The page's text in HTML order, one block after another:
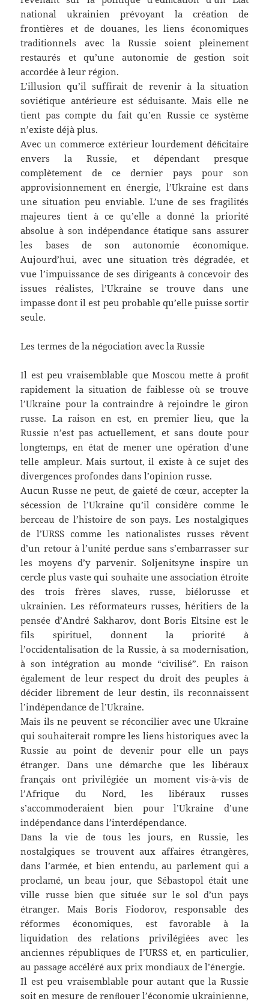
national ukrainien prévoyant la création de
frontières et de douanes, les liens économiques
traditionnels avec la Russie soient pleinement
restaurés et qu’une autonomie de gestion soit
accordée à leur région.
L’illusion qu’il suffirait de revenir à la situation
soviétique antérieure est séduisante. Mais elle ne
tient pas compte du fait qu’en Russie ce système
n’existe déjà plus.
Avec un commerce extérieur lourdement déﬁcitaire
envers la Russie, et dépendant presque
complètement de ce dernier pays pour son
approvisionnement en énergie, l’Ukraine est dans
une situation peu enviable. L’une de ses fragilités
majeures tient à ce qu’elle a donné la priorité
absolue à son indépendance étatique sans assurer
les bases de son autonomie économique.
Aujourd’hui, avec une situation très dégradée, et
vue l’impuissance de ses dirigeants à concevoir des
issues réalistes, l’Ukraine se trouve dans une
impasse dont il est peu probable qu’elle puisse sortir
seule.
Les termes de la négociation avec la Russie
Il est peu vraisemblable que Moscou mette à proﬁt
rapidement la situation de faiblesse où se trouve
l’Ukraine pour la contraindre à rejoindre le giron
russe. La raison en est, en premier lieu, que la
Russie n’est pas actuellement, et sans doute pour
longtemps, en état de mener une opération d’une
telle ampleur. Mais surtout, il existe à ce sujet des
divergences profondes dans l’opinion russe.
Aucun Russe ne peut, de gaieté de cœur, accepter la
sécession de l’Ukraine qu’il considère comme le
berceau de l’histoire de son pays. Les nostalgiques
de l’URSS comme les nationalistes russes rêvent
d’un retour à l’unité perdue sans s’embarrasser sur
les moyens d’y parvenir. Soljenitsyne inspire un
cercle plus vaste qui souhaite une association étroite
des trois frères slaves, russe, biélorusse et
ukrainien. Les réformateurs russes, héritiers de la
pensée d’André Sakharov, dont Boris Eltsine est le
fils spirituel, donnent la priorité à
l’occidentalisation de la Russie, à sa modernisation,
à son intégration au monde “civilisé”. En raison
également de leur respect du droit des peuples à
décider librement de leur destin, ils reconnaissent
l’indépendance de l’Ukraine.
Mais ils ne peuvent se réconcilier avec une Ukraine
qui souhaiterait rompre les liens historiques avec la
Russie au point de devenir pour elle un pays
étranger. Dans une démarche que les libéraux
français ont privilégiée un moment vis-à-vis de
l’Afrique du Nord, les libéraux russes
s’accommoderaient bien pour l’Ukraine d’une
indépendance dans l’interdépendance.
Dans la vie de tous les jours, en Russie, les
nostalgiques se trouvent aux affaires étrangères,
dans l’armée, et bien entendu, au parlement qui a
proclamé, un beau jour, que Sébastopol était une
ville russe bien que située sur le sol d’un pays
étranger. Mais Boris Fiodorov, responsable des
réformes économiques, est favorable à la
liquidation des relations privilégiées avec les
anciennes républiques de I’URSS et, en particulier,
au passage accéléré aux prix mondiaux de l’énergie.
Il est peu vraisemblable pour autant que la Russie
soit en mesure de renﬂouer l’économie ukrainienne,